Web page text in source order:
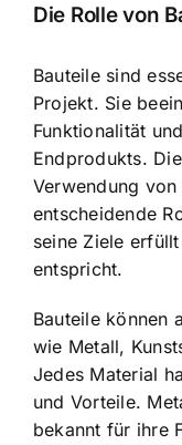
Die Rolle von
Bauteile sind
Projekt. Sie
Funktionalität
Endprodukts.
Verwendung
entscheidende
seine Ziele
entspricht.
Bauteile können
wie Metall,
Jedes Material
und Vorteile.
bekannt für ihre